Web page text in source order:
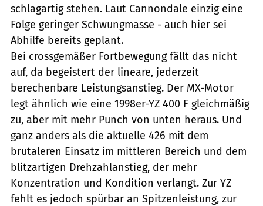
schlagartig stehen. Laut Cannondale einzig eine
Folge geringer Schwungmasse - auch hier sei
Abhilfe bereits geplant.
Bei crossgemäßer Fortbewegung fällt das nicht
auf, da begeistert der lineare, jederzeit
berechenbare Leistungsanstieg. Der MX-Motor
legt ähnlich wie eine 1998er-YZ 400 F gleichmäßig
zu, aber mit mehr Punch von unten heraus. Und
ganz anders als die aktuelle 426 mit dem
brutaleren Einsatz im mittleren Bereich und dem
blitzartigen Drehzahlanstieg, der mehr
Konzentration und Kondition verlangt. Zur YZ
fehlt es jedoch spürbar an Spitzenleistung, zur